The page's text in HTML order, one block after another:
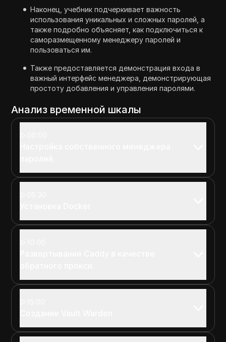
Наконец, учебник подчеркивает важность
использования уникальных и сложных паролей, а
также подробно объясняет, как подключиться к
саморазмещенному менеджеру паролей и
пользоваться им.
Также предоставляется демонстрация входа в
важный интерфейс менеджера, демонстрирующая
простоту добавления и управления паролями.
Анализ временной шкалы